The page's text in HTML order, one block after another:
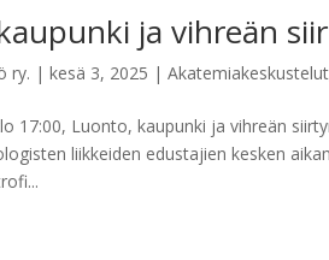
ja vihreän
ry. |kesä 3, 2025 |Akatemiakeskustelut
17:00, Luonto, kaupunki ja vihreän
liikkeiden edustajien kesken